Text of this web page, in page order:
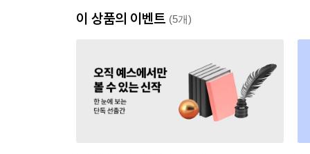
이 상품의 이벤트 (5개)